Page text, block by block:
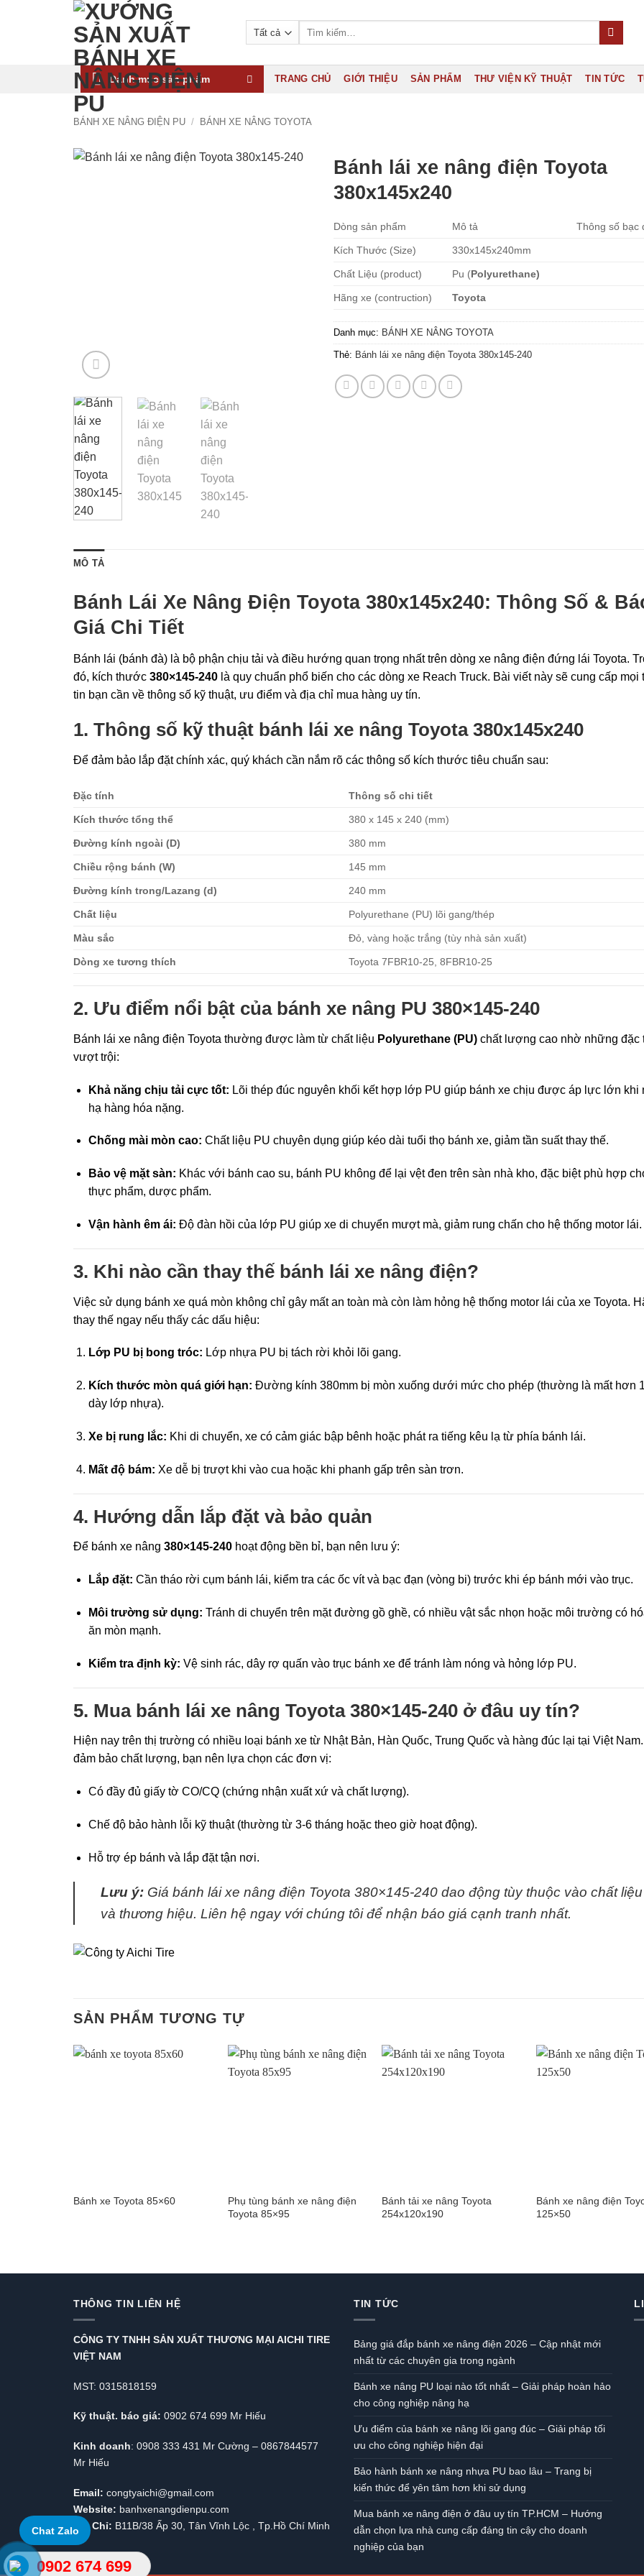
Danh mục sản phẩm TRANG CHỦ GIỚI THIỆU SẢN PHẨM THƯ VIỆN KỸ THUẬT TIN TỨC
BÁNH XE NÂNG ĐIỆN PU / BÁNH XE NÂNG TOYOTA
Bánh lái xe nâng điện Toyota
380x145x240
Dòng sản phẩm Mô tả Thông số bạc
Kích Thước (Size) 330x145x240mm
Chất Liệu (product) Pu (Polyurethane)
Hãng xe (contruction) Toyota
Danh mục: BÁNH XE NÂNG TOYOTA
Thẻ: Bánh lái xe nâng điện Toyota 380x145-240
MÔ TẢ
Bánh Lái Xe Nâng Điện Toyota 380x145x240: Thông Số &
Giá Chi Tiết
Bánh lái (bánh đà) là bộ phận chịu tải và điều hướng quan trọng nhất trên dòng xe nâng điện đứng lái Toyota.
đó, kích thước 380×145-240 là quy chuẩn phổ biến cho các dòng xe Reach Truck. Bài viết này sẽ cung cấp mọi
tin bạn cần về thông số kỹ thuật, ưu điểm và địa chỉ mua hàng uy tín.
1. Thông số kỹ thuật bánh lái xe nâng Toyota 380x145x240
Để đảm bảo lắp đặt chính xác, quý khách cần nắm rõ các thông số kích thước tiêu chuẩn sau:
Đặc tính Thông số chi tiết
Kích thước tổng thể 380 x 145 x 240 (mm)
Đường kính ngoài (D) 380 mm
Chiều rộng bánh (W) 145 mm
Đường kính trong/Lazang (d) 240 mm
Chất liệu Polyurethane (PU) lõi gang/thép
Màu sắc Đỏ, vàng hoặc trắng (tùy nhà sản xuất)
Dòng xe tương thích Toyota 7FBR10-25, 8FBR10-25
2. Ưu điểm nổi bật của bánh xe nâng PU 380×145-240
Bánh lái xe nâng điện Toyota thường được làm từ chất liệu Polyurethane (PU) chất lượng cao nhờ những đặc
vượt trội:
Khả năng chịu tải cực tốt: Lõi thép đúc nguyên khối kết hợp lớp PU giúp bánh xe chịu được áp lực lớn khi
hạ hàng hóa nặng.
Chống mài mòn cao: Chất liệu PU chuyên dụng giúp kéo dài tuổi thọ bánh xe, giảm tần suất thay thế.
Bảo vệ mặt sàn: Khác với bánh cao su, bánh PU không để lại vệt đen trên sàn nhà kho, đặc biệt phù hợp
thực phẩm, dược phẩm.
Vận hành êm ái: Độ đàn hồi của lớp PU giúp xe di chuyển mượt mà, giảm rung chấn cho hệ thống motor lái.
3. Khi nào cần thay thế bánh lái xe nâng điện?
Việc sử dụng bánh xe quá mòn không chỉ gây mất an toàn mà còn làm hỏng hệ thống motor lái của xe Toyota.
thay thế ngay nếu thấy các dấu hiệu:
Lớp PU bị bong tróc: Lớp nhựa PU bị tách rời khỏi lõi gang.
Kích thước mòn quá giới hạn: Đường kính 380mm bị mòn xuống dưới mức cho phép (thường là mất hơn
dày lớp nhựa).
Xe bị rung lắc: Khi di chuyển, xe có cảm giác bập bênh hoặc phát ra tiếng kêu lạ từ phía bánh lái.
Mất độ bám: Xe dễ bị trượt khi vào cua hoặc khi phanh gấp trên sàn trơn.
4. Hướng dẫn lắp đặt và bảo quản
Để bánh xe nâng 380×145-240 hoạt động bền bỉ, bạn nên lưu ý:
Lắp đặt: Cần tháo rời cụm bánh lái, kiểm tra các ốc vít và bạc đạn (vòng bi) trước khi ép bánh mới vào trục.
Môi trường sử dụng: Tránh di chuyển trên mặt đường gồ ghề, có nhiều vật sắc nhọn hoặc môi trường có
ăn mòn mạnh.
Kiểm tra định kỳ: Vệ sinh rác, dây rợ quấn vào trục bánh xe để tránh làm nóng và hỏng lớp PU.
5. Mua bánh lái xe nâng Toyota 380×145-240 ở đâu uy tín?
Hiện nay trên thị trường có nhiều loại bánh xe từ Nhật Bản, Hàn Quốc, Trung Quốc và hàng đúc lại tại Việt
đảm bảo chất lượng, bạn nên lựa chọn các đơn vị:
Có đầy đủ giấy tờ CO/CQ (chứng nhận xuất xứ và chất lượng).
Chế độ bảo hành lỗi kỹ thuật (thường từ 3-6 tháng hoặc theo giờ hoạt động).
Hỗ trợ ép bánh và lắp đặt tận nơi.
Lưu ý: Giá bánh lái xe nâng điện Toyota 380×145-240 dao động tùy thuộc vào chất liệu
và thương hiệu. Liên hệ ngay với chúng tôi để nhận báo giá cạnh tranh nhất.
SẢN PHẨM TƯƠNG TỰ
Bánh xe Toyota 85×60
Phụ tùng bánh xe nâng điện
Toyota 85×95
Bánh tải xe nâng Toyota
254x120x190
Bánh xe nâng điện
125×50
THÔNG TIN LIÊN HỆ
CÔNG TY TNHH SẢN XUẤT THƯƠNG MẠI AICHI TIRE
VIỆT NAM
MST: 0315818159
Kỹ thuật. báo giá: 0902 674 699 Mr Hiếu
Kinh doanh: 0908 333 431 Mr Cường – 0867844577
Mr Hiếu
Email: congtyaichi@gmail.com
Website: banhxenangdienpu.com
Địa Chỉ: B11B/38 Ấp 30, Tân Vĩnh Lộc , Tp.Hồ Chí Minh
TIN TỨC
Bảng giá đắp bánh xe nâng điện 2026 – Cập nhật mới
nhất từ các chuyên gia trong ngành
Bánh xe nâng PU loại nào tốt nhất – Giải pháp hoàn hảo
cho công nghiệp nâng hạ
Ưu điểm của bánh xe nâng lõi gang đúc – Giải pháp tối
ưu cho công nghiệp hiện đại
Bảo hành bánh xe nâng nhựa PU bao lâu – Trang bị
kiến thức để yên tâm hơn khi sử dụng
Mua bánh xe nâng điện ở đâu uy tín TP.HCM – Hướng
dẫn chọn lựa nhà cung cấp đáng tin cậy cho doanh
nghiệp của bạn
Chat Zalo
0902 674 699